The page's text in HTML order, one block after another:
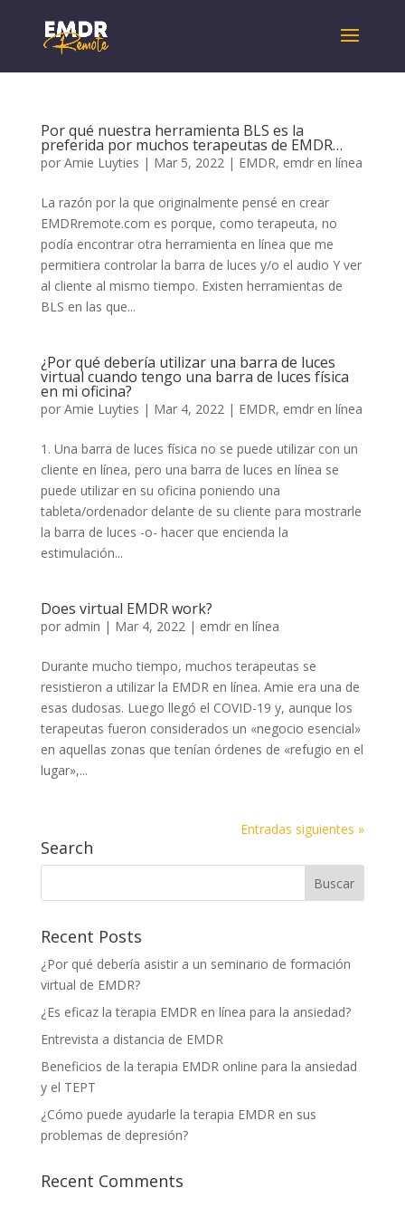
Por qué nuestra herramienta BLS es la
preferida por muchos terapeutas de EMDR…
por Amie Luyties | Mar 5, 2022| EMDR, emdr en línea
La razón por la que originalmente pensé en crear
EMDRremote.com es porque, como terapeuta, no
podía encontrar otra herramienta en línea que me
permitiera controlar la barra de luces y/o el audio Y ver
al cliente al mismo tiempo. Existen herramientas de
BLS en las que...
¿Por qué debería utilizar una barra de luces
virtual cuando tengo una barra de luces física
en mi oficina?
por Amie Luyties | Mar 4, 2022| EMDR, emdr en línea
1. Una barra de luces física no se puede utilizar con un
cliente en línea, pero una barra de luces en línea se
puede utilizar en su oficina poniendo una
tableta/ordenador delante de su cliente para mostrarle
la barra de luces -o- hacer que encienda la
estimulación...
Does virtual EMDR work?
por admin | Mar 4, 2022| emdr en línea
Durante mucho tiempo, muchos terapeutas se
resistieron a utilizar la EMDR en línea. Amie era una de
esas dudosas. Luego llegó el COVID-19 y, aunque los
terapeutas fueron considerados un «negocio esencial»
en aquellas zonas que tenían órdenes de «refugio en el
lugar»,...
Entradas siguientes »
Search
Recent Posts
¿Por qué debería asistir a un seminario de formación
virtual de EMDR?
¿Es eficaz la terapia EMDR en línea para la ansiedad?
Entrevista a distancia de EMDR
Beneficios de la terapia EMDR online para la ansiedad
y el TEPT
¿Cómo puede ayudarle la terapia EMDR en sus
problemas de depresión?
Recent Comments